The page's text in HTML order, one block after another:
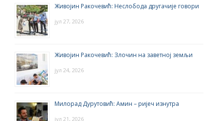
Живојин Ракочевић: Неслобода другачије говори
јул 27, 2026
Живојин Ракочевић: Злочин на заветној земљи
јул 24, 2026
Милорад Дурутовић: Амин – ријеч изнутра
јул 21, 2026